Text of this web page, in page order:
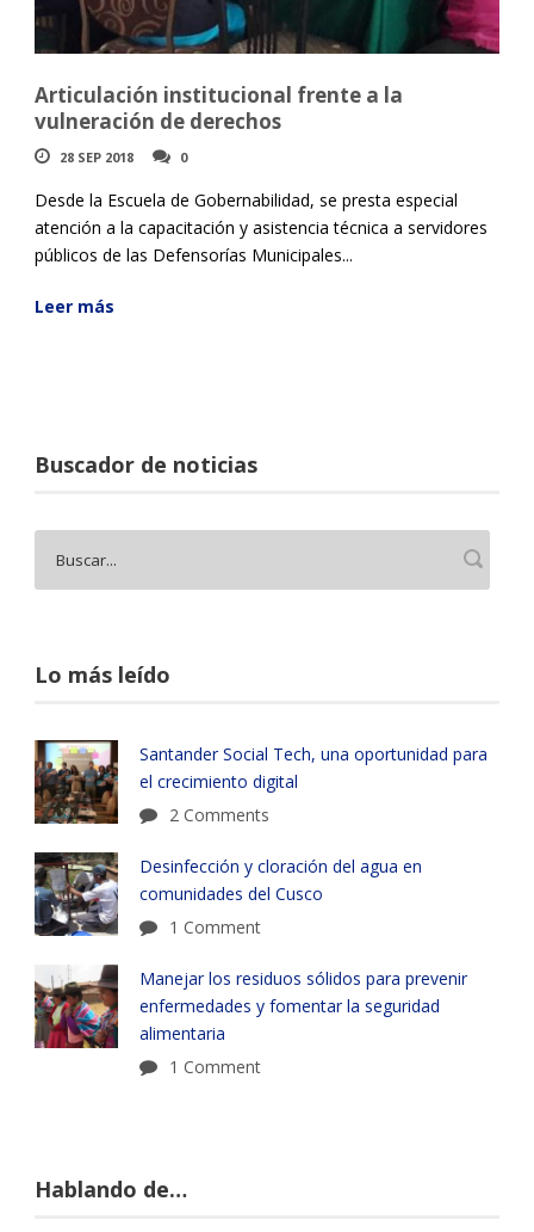
Articulación institucional frente a la
vulneración de derechos
28 SEP 2018 0
Desde la Escuela de Gobernabilidad, se presta especial
atención a la capacitación y asistencia técnica a servidores
públicos de las Defensorías Municipales...
Leer más
Buscador de noticias
Lo más leído
Santander Social Tech, una oportunidad para
el crecimiento digital
2 Comments
Desinfección y cloración del agua en
comunidades del Cusco
1 Comment
Manejar los residuos sólidos para prevenir
enfermedades y fomentar la seguridad
alimentaria
1 Comment
Hablando de…